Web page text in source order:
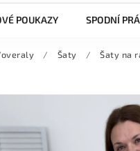
POUKAZY SPODNÍ
/ Šaty / Šaty na